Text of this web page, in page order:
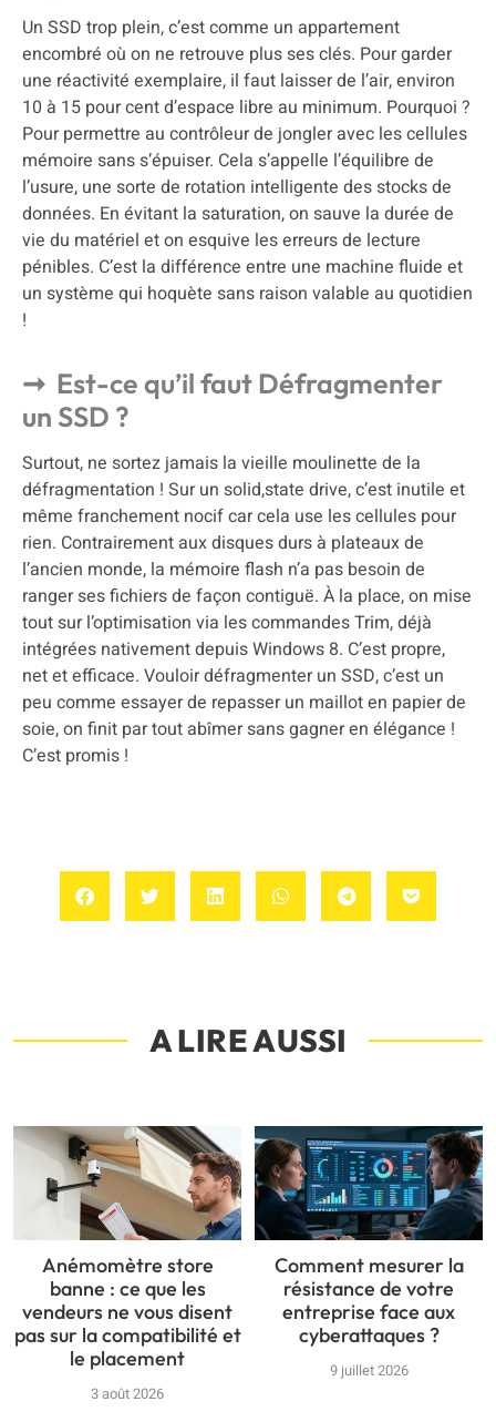
Un SSD trop plein, c’est comme un appartement
encombré où on ne retrouve plus ses clés. Pour garder
une réactivité exemplaire, il faut laisser de l’air, environ
10 à 15 pour cent d’espace libre au minimum. Pourquoi ?
Pour permettre au contrôleur de jongler avec les cellules
mémoire sans s’épuiser. Cela s’appelle l’équilibre de
l’usure, une sorte de rotation intelligente des stocks de
données. En évitant la saturation, on sauve la durée de
vie du matériel et on esquive les erreurs de lecture
pénibles. C’est la différence entre une machine fluide et
un système qui hoquète sans raison valable au quotidien
!
Est-ce qu’il faut Défragmenter
un SSD ?
Surtout, ne sortez jamais la vieille moulinette de la
défragmentation ! Sur un solid,state drive, c’est inutile et
même franchement nocif car cela use les cellules pour
rien. Contrairement aux disques durs à plateaux de
l’ancien monde, la mémoire flash n’a pas besoin de
ranger ses fichiers de façon contiguë. À la place, on mise
tout sur l’optimisation via les commandes Trim, déjà
intégrées nativement depuis Windows 8. C’est propre,
net et efficace. Vouloir défragmenter un SSD, c’est un
peu comme essayer de repasser un maillot en papier de
soie, on finit par tout abîmer sans gagner en élégance !
C’est promis !
A LIRE AUSSI
Anémomètre store
banne : ce que les
vendeurs ne vous disent
pas sur la compatibilité et
le placement
3 août 2026
Comment mesurer la
résistance de votre
entreprise face aux
cyberattaques ?
9 juillet 2026